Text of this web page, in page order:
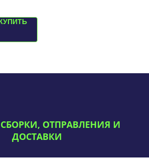
ОТПРАВЛЕНИЯ И
ДОСТАВКИ